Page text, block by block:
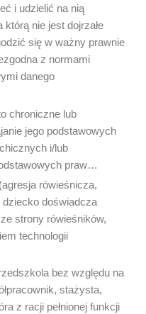
i udzielić na nią
nie jest dojrzałe
się w ważny prawnie
z normami
danego
chroniczne lub
jego podstawowych
i/lub
praw…
rówieśnicza,
dziecko doświadcza
strony rówieśników,
technologii
bez względu na
stażysta,
z racji pełnionej funkcji